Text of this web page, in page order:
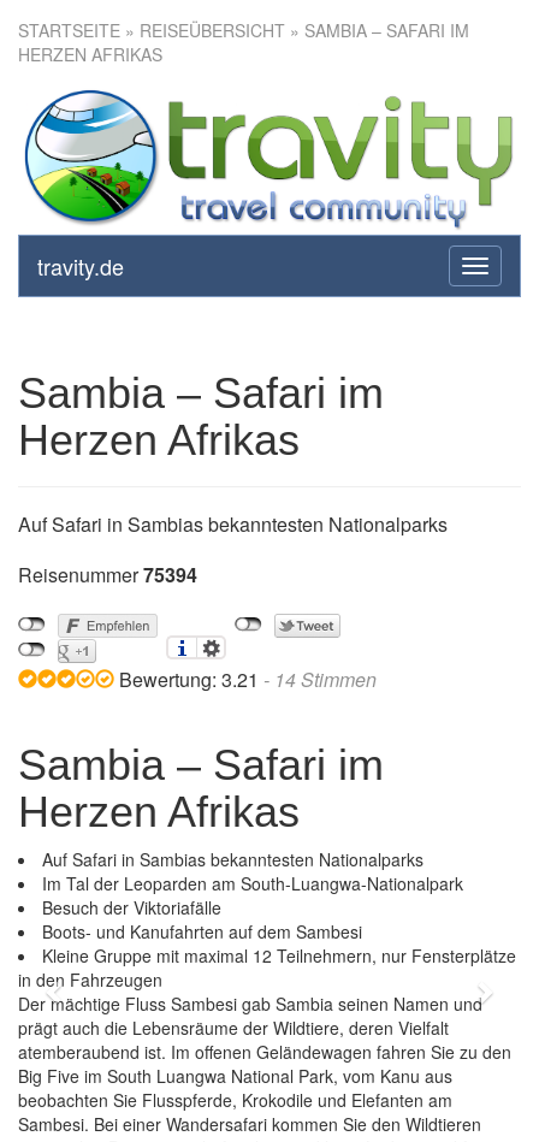
STARTSEITE » REISEÜBERSICHT » SAMBIA – SAFARI IM
HERZEN AFRIKAS
toggle
travity.de
Sambia – Safari im Herzen
Afrikas
Sambia – Safari im
Herzen Afrikas
Auf Safari in Sambias bekanntesten Nationalparks
Reisenummer75394
Bewertung: 3.21 - 14Stimmen
Sambia – Safari im
Herzen Afrikas
Auf Safari in Sambias bekanntesten Nationalparks
Im Tal der Leoparden am South-Luangwa-Nationalpark
Besuch der Viktoriafälle
Boots- und Kanufahrten auf dem Sambesi
Kleine Gruppe mit maximal 12 Teilnehmern, nur Fensterplätze
in den Fahrzeugen
Previous Next
Der mächtige Fluss Sambesi gab Sambia seinen Namen und
prägt auch die Lebensräume der Wildtiere, deren Vielfalt
atemberaubend ist. Im offenen Geländewagen fahren Sie zu den
Big Five im South Luangwa National Park, vom Kanu aus
beobachten Sie Flusspferde, Krokodile und Elefanten am
Sambesi. Bei einer Wandersafari kommen Sie den Wildtieren